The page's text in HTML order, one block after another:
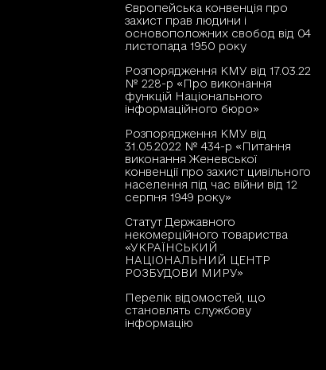
Європейська конвенція про
захист прав людини і
основоположних свобод від 04
листопада 1950 року
Розпорядження КМУ від 17.03.22
№ 228-р «Про виконання
функцій Національного
інформаційного бюро»
Розпорядження КМУ від
31.05.2022 № 434-р «Питання
виконання Женевської
конвенції про захист цивільного
населення під час війни від 12
серпня 1949 року»
Статут Державного
некомерційного товариства
«УКРАЇНСЬКИЙ
НАЦІОНАЛЬНИЙ ЦЕНТР
РОЗБУДОВИ МИРУ»
Перелік відомостей, що
становлять службову
інформацію